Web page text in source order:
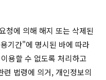
청에 의해 해지 또는 삭제된
기간"에 명시된 바에 따라
용할 수 없도록 처리하고
법령에 의거, 개인정보의